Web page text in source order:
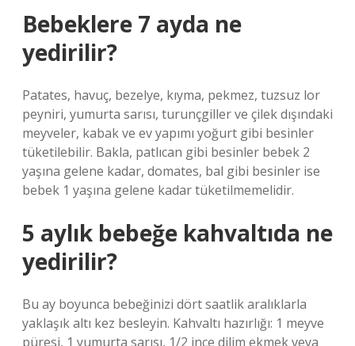
Bebeklere 7 ayda ne
yedirilir?
Patates, havuç, bezelye, kıyma, pekmez, tuzsuz lor
peyniri, yumurta sarısı, turunçgiller ve çilek dışındaki
meyveler, kabak ve ev yapımı yoğurt gibi besinler
tüketilebilir. Bakla, patlıcan gibi besinler bebek 2
yaşına gelene kadar, domates, bal gibi besinler ise
bebek 1 yaşına gelene kadar tüketilmemelidir.
5 aylık bebeğe kahvaltıda ne
yedirilir?
Bu ay boyunca bebeğinizi dört saatlik aralıklarla
yaklaşık altı kez besleyin. Kahvaltı hazırlığı: 1 meyve
püresi, 1 yumurta sarısı, 1/2 ince dilim ekmek veya